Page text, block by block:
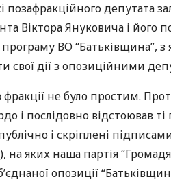
позафракційного депутата
Віктора Януковича і його
ВО “Батьківщина”,
свої дії з опозиційними
не було простим.
і послідовно відстоював
і скріплені
яких наша партія
опозиції